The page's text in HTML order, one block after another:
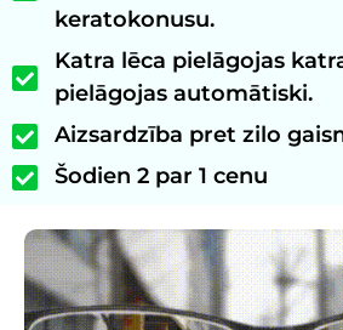
keratokonusu.
Katra lēca pielāgojas
pielāgojas automātiski.
Aizsardzība pret zilo
Šodien 2 par 1 cenu